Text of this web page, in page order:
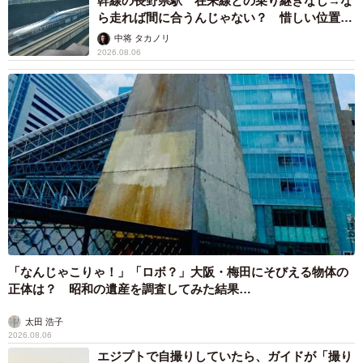
ら走れば間に合うんじゃない？ 惜しい位置関
係が反響
中将 タカノリ
2026.08.06
「なんじゃこりゃ！」「ロボ？」大阪・梅田にそびえる物体の
正体は？ 昭和の遺産を調査してみた結果…
太田 浩子
2026.08.06
エジプトで自撮りしていたら、ガイドが「撮り